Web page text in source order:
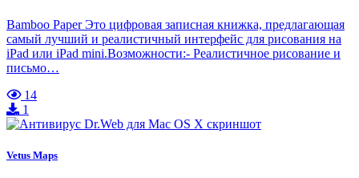
Bamboo Paper Это цифровая записная книжка, предлагающая
самый лучший и реалистичный интерфейс для рисования на
iPad или iPad mini.Возможности:- Реалистичное рисование и
письмо…
14
1
Vetus Maps